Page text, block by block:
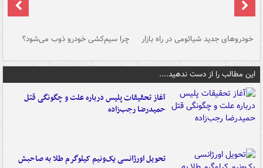
خودروهای جدید شیائومی در راه بازار چرا سیم‌کشی خودرو ذوب می‌شود؟
این مطالب را از دست ندهید....
آغاز تحقیقات پلیس درباره علت و چگونگی قتل
حمیدرضا رجب‌زاده
تحویل اورژانسی یک‌ونیم کیلوگرم طلا به صاحبش